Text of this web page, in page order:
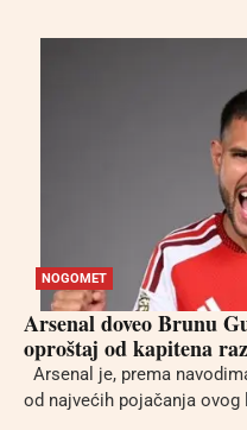
NOGOMET
Arsenal doveo Brunu
oproštaj od kapitena
Arsenal je, prema
od najvećih pojačanja ovog